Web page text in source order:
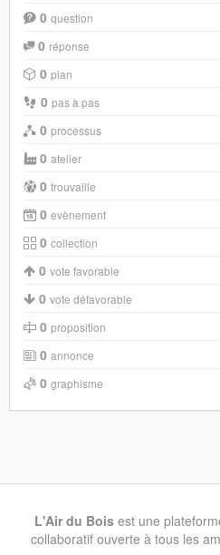
0 question
0 réponse
0 plan
0 pas à pas
0 processus
0 atelier
0 trouvaille
0 evènement
0 collection
0 vote favorable
0 vote défavorable
0 proposition
0 annonce
0 graphisme
L'Air du Bois est une
collaboratif ouverte à tous les